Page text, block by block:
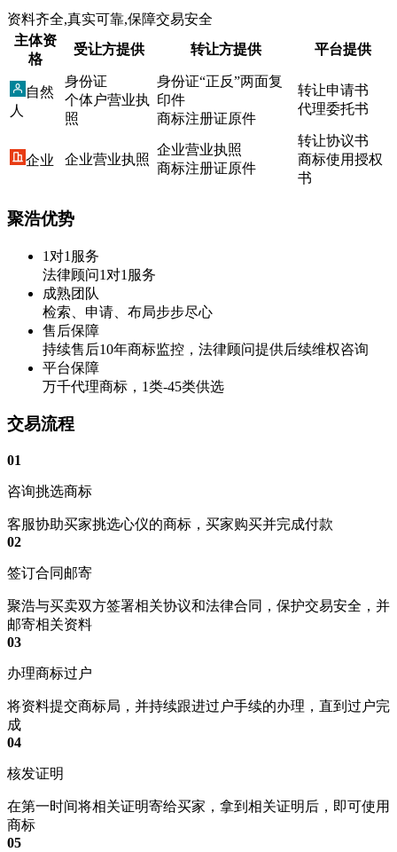
资料齐全,真实可靠,保障交易安全
主体资
格
受让方提供 转让方提供 平台提供
自然
人
身份证
个体户营业执
照
身份证“正反”两面复
印件
商标注册证原件
转让申请书
代理委托书
企业 企业营业执照
企业营业执照
商标注册证原件
转让协议书
商标使用授权
书
聚浩优势
1对1服务
法律顾问1对1服务
成熟团队
检索、申请、布局步步尽心
售后保障
持续售后10年商标监控，法律顾问提供后续维权咨询
平台保障
万千代理商标，1类-45类供选
交易流程
01
咨询挑选商标
客服协助买家挑选心仪的商标，买家购买并完成付款
02
签订合同邮寄
聚浩与买卖双方签署相关协议和法律合同，保护交易安全，并
邮寄相关资料
03
办理商标过户
将资料提交商标局，并持续跟进过户手续的办理，直到过户完
成
04
核发证明
在第一时间将相关证明寄给买家，拿到相关证明后，即可使用
商标
05